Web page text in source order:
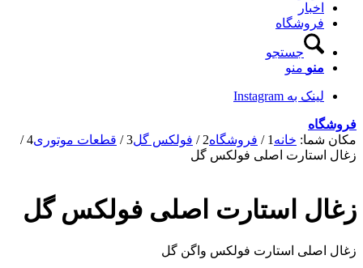
اخبار
فروشگاه
جستجو
منو منو
لینک به Instagram
فروشگاه
مکان شما: خانه 1
/ فروشگاه2
/ فولکس گل3
/ قطعات موتوری4
/
زغال استارت اصلی فولکس گل
زغال استارت اصلی فولکس گل
زغال اصلی استارت فولکس واگن گل